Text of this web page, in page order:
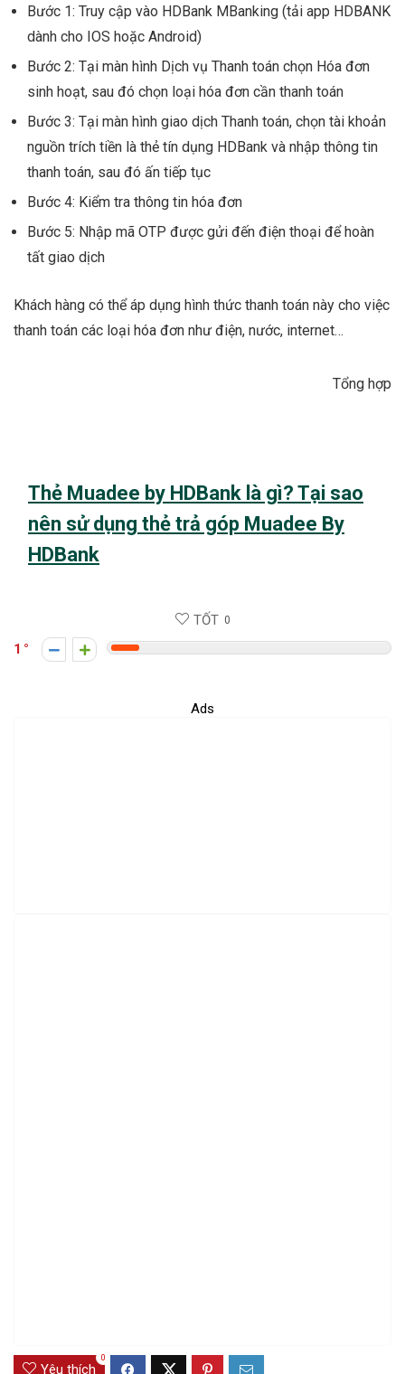
Bước 1: Truy cập vào HDBank MBanking (tải app HDBANK
dành cho IOS hoặc Android)
Bước 2: Tại màn hình Dịch vụ Thanh toán chọn Hóa đơn
sinh hoạt, sau đó chọn loại hóa đơn cần thanh toán
Bước 3: Tại màn hình giao dịch Thanh toán, chọn tài khoản
nguồn trích tiền là thẻ tín dụng HDBank và nhập thông tin
thanh toán, sau đó ấn tiếp tục
Bước 4: Kiểm tra thông tin hóa đơn
Bước 5: Nhập mã OTP được gửi đến điện thoại để hoàn
tất giao dịch
Khách hàng có thể áp dụng hình thức thanh toán này cho việc
thanh toán các loại hóa đơn như điện, nước, internet…
Tổng hợp
Thẻ Muadee by HDBank là gì? Tại sao
nên sử dụng thẻ trả góp Muadee By
HDBank
TỐT 0
1
Ads
Yêu thích
0